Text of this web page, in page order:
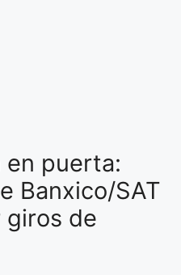
en puerta:
Banxico/SAT
giros de